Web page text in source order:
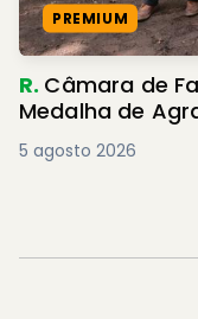
PREMIUM
R. Câmara de
Medalha de
5 agosto 2026